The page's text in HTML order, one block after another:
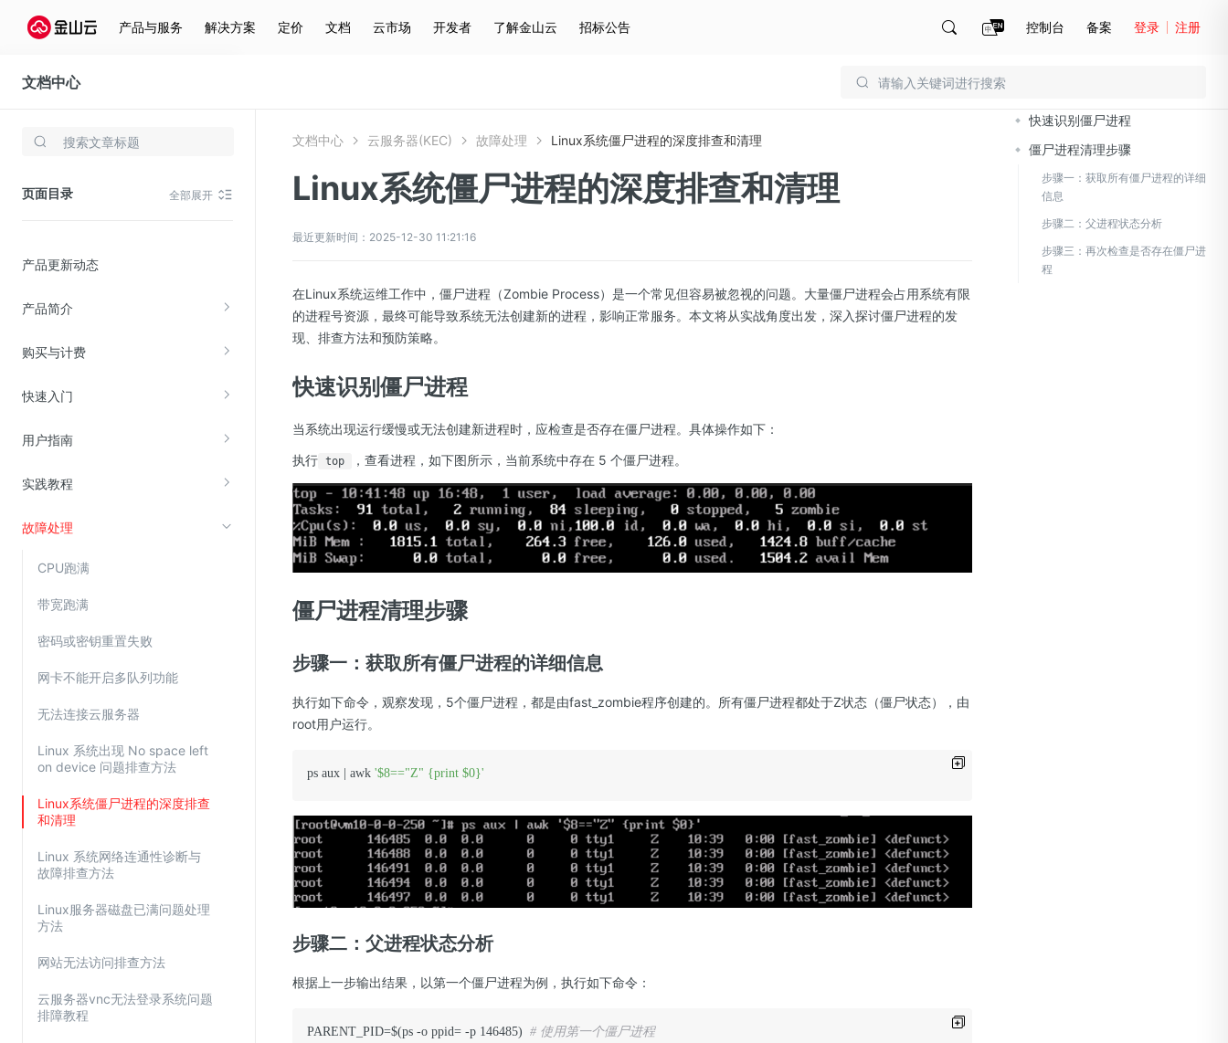
产品与服务 解决方案 定价 文档 云市场 开发者 了解金山云 招标公告 控制台 备案 登录 注册
文档中心
云服务器(KEC)
页面目录 全部展开
产品更新动态
产品简介
购买与计费
快速入门
用户指南
实践教程
故障处理
CPU跑满
带宽跑满
密码或密钥重置失败
网卡不能开启多队列功能
无法连接云服务器
Linux 系统出现 No space left
on device 问题排查方法
Linux系统僵尸进程的深度排查
和清理
Linux 系统网络连通性诊断与
故障排查方法
Linux服务器磁盘已满问题处理
方法
网站无法访问排查方法
云服务器vnc无法登录系统问题
排障教程
存储与云分发
云硬盘(EBS)
在线迁移服务
视频云服务
云直播(KLS)
边缘节点计算
金山云云防火墙
大模型应用防火墙
渗透测试
DDoS原生高防
主机安全
Web应用防火墙(WAF)
密钥管理服务
云安全中心
欧盟数据保护条例（GDPR）
文档中心 云服务器(KEC) 故障处理 Linux系统僵尸进程的深度排查和清理
Linux系统僵尸进程的深度排查和清理
最近更新时间：2025-12-30 11:21:16
在Linux系统运维工作中，僵尸进程（Zombie Process）是一个常见但容易被忽视的问题。大量僵尸进程会占用系统有限
的进程号资源，最终可能导致系统无法创建新的进程，影响正常服务。本文将从实战角度出发，深入探讨僵尸进程的发
现、排查方法和预防策略。
快速识别僵尸进程
当系统出现运行缓慢或无法创建新进程时，应检查是否存在僵尸进程。具体操作如下：
执行 top ，查看进程，如下图所示，当前系统中存在 5 个僵尸进程。
僵尸进程清理步骤
步骤一：获取所有僵尸进程的详细信息
执行如下命令，观察发现，5个僵尸进程，都是由fast_zombie程序创建的。所有僵尸进程都处于Z状态（僵尸状态），由
root用户运行。
ps aux | awk '$8=="Z" {print $0}'
步骤二：父进程状态分析
根据上一步输出结果，以第一个僵尸进程为例，执行如下命令：
PARENT_PID=$(ps -o ppid= -p 146485) # 使用第一个僵尸进程
快速识别僵尸进程
僵尸进程清理步骤
步骤一：获取所有僵尸进程的详细
信息
步骤二：父进程状态分析
步骤三：再次检查是否存在僵尸进
程